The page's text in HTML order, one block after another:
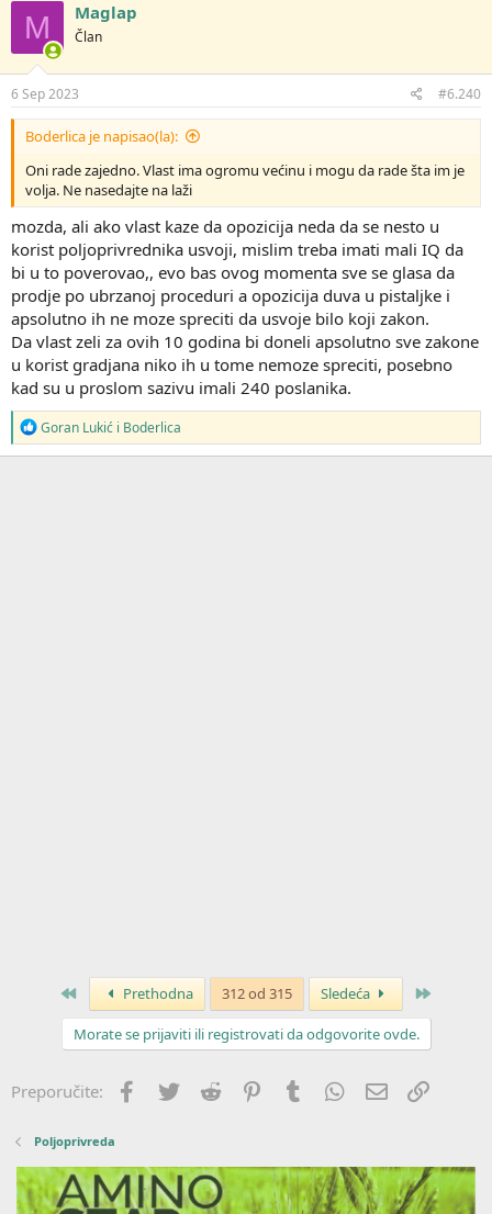
M Maglap
Član
6 Sep 2023 #6.240
Boderlica je napisao(la):
Oni rade zajedno. Vlast ima ogromu većinu i mogu da rade šta im je
volja. Ne nasedajte na laži
mozda, ali ako vlast kaze da opozicija neda da se nesto u
korist poljoprivrednika usvoji, mislim treba imati mali IQ da
bi u to poverovao,, evo bas ovog momenta sve se glasa da
prodje po ubrzanoj proceduri a opozicija duva u pistaljke i
apsolutno ih ne moze spreciti da usvoje bilo koji zakon.
Da vlast zeli za ovih 10 godina bi doneli apsolutno sve zakone
u korist gradjana niko ih u tome nemoze spreciti, posebno
kad su u proslom sazivu imali 240 poslanika.
R
e
a
Goran Lukić i Boderlica
Prvo Prethodna 312 od 315 Sledeća
Morate se prijaviti ili registrovati da odgovorite ovde.
Preporučite: Facebook
Twitter Reddit PinterestTumblr WhatsApp
Imejl
Poljoprivreda